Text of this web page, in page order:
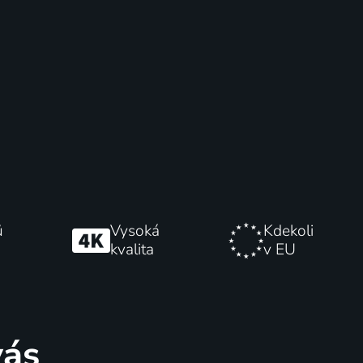
Vysoká
kvalita
Kdekoli
v EU